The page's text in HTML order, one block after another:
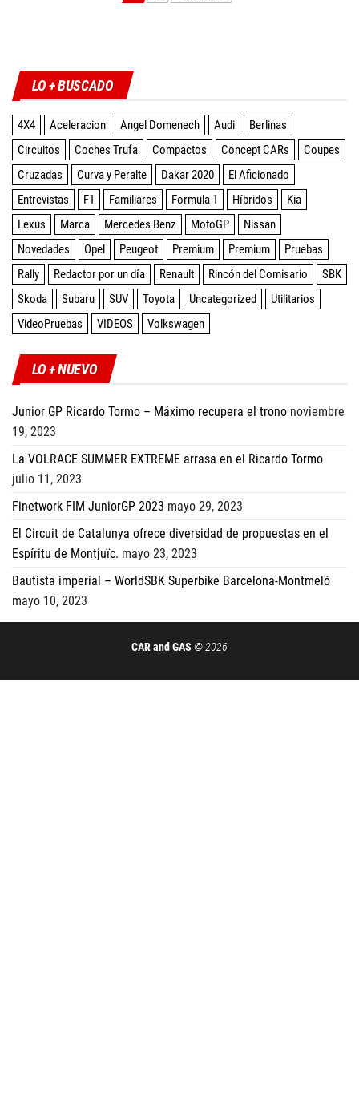
LO + BUSCADO
4X4 Aceleracion Angel Domenech Audi
Berlinas
Circuitos
Coches Trufa Compactos Concept CARs
Coupes
Cruzadas
Curva y Peralte Dakar 2020
El Aficionado
Entrevistas
F1 Familiares Formula 1 Híbridos
Kia
Lexus
Marca Mercedes Benz MotoGP
Nissan
Novedades
Opel Peugeot Premium Premium
Pruebas
Rally
Redactor por un día Renault Rincón del Comisario
SBK
Skoda
Subaru SUV Toyota Uncategorized
Utilitarios
VideoPruebas
VIDEOS Volkswagen
LO + NUEVO
Junior GP Ricardo Tormo – Máximo recupera el trono noviembre
19, 2023
La VOLRACE SUMMER EXTREME arrasa en el Ricardo Tormo
julio 11, 2023
Finetwork FIM JuniorGP 2023 mayo 29, 2023
El Circuit de Catalunya ofrece diversidad de propuestas en el
Espíritu de Montjuïc. mayo 23, 2023
Bautista imperial – WorldSBK Superbike Barcelona-Montmeló
mayo 10, 2023
CAR and GAS © 2026